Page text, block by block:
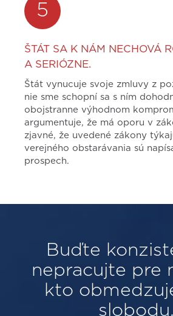
5
ŠTÁT SA K NÁM NECHOVÁ
A SERIÓZNE.
Štát vynucuje svoje zmluvy z
nie sme schopní sa s ním
obojstranne výhodnom
argumentuje, že má oporu v
zjavné, že uvedené zákony
verejného obstarávania sú
prospech.
Buďte
nepracujte pre
kto
slobodu.